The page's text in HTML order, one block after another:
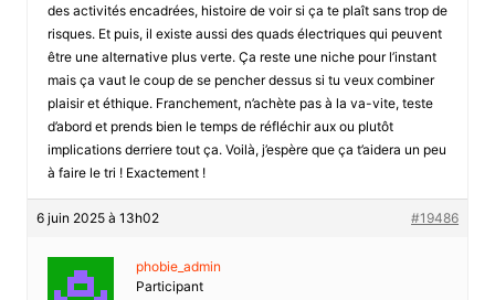
des activités encadrées, histoire de voir si ça te plaît sans trop de
risques. Et puis, il existe aussi des quads électriques qui peuvent
être une alternative plus verte. Ça reste une niche pour l’instant
mais ça vaut le coup de se pencher dessus si tu veux combiner
plaisir et éthique. Franchement, n’achète pas à la va-vite, teste
d’abord et prends bien le temps de réfléchir aux ou plutôt
implications derriere tout ça. Voilà, j’espère que ça t’aidera un peu
à faire le tri ! Exactement !
6 juin 2025 à 13h02 #19486
phobie_admin
Participant